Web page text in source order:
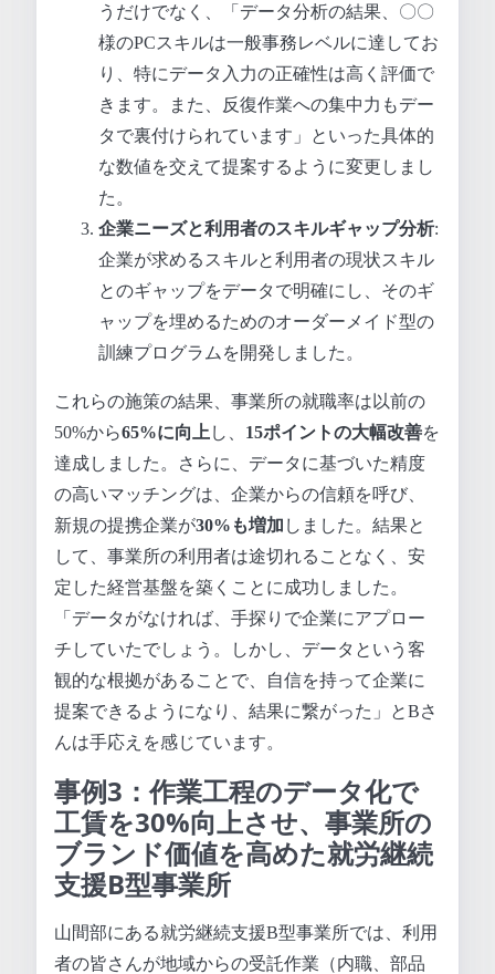
うだけでなく、「データ分析の結果、〇〇
様のPCスキルは一般事務レベルに達してお
り、特にデータ入力の正確性は高く評価で
きます。また、反復作業への集中力もデー
タで裏付けられています」といった具体的
な数値を交えて提案するように変更しまし
た。
企業ニーズと利用者のスキルギャップ分析:
企業が求めるスキルと利用者の現状スキル
とのギャップをデータで明確にし、そのギ
ャップを埋めるためのオーダーメイド型の
訓練プログラムを開発しました。
これらの施策の結果、事業所の就職率は以前の
50%から65%に向上 し、 15ポイントの大幅改善を
達成しました。さらに、データに基づいた精度
の高いマッチングは、企業からの信頼を呼び、
新規の提携企業が30%も増加 しました。結果と
して、事業所の利用者は途切れることなく、安
定した経営基盤を築くことに成功しました。
「データがなければ、手探りで企業にアプロー
チしていたでしょう。しかし、データという客
観的な根拠があることで、自信を持って企業に
提案できるようになり、結果に繋がった」とBさ
んは手応えを感じています。
事例3：作業工程のデータ化で
工賃を30%向上させ、事業所の
ブランド価値を高めた就労継続
支援B型事業所
山間部にある就労継続支援B型事業所では、利用
者の皆さんが地域からの受託作業（内職、部品